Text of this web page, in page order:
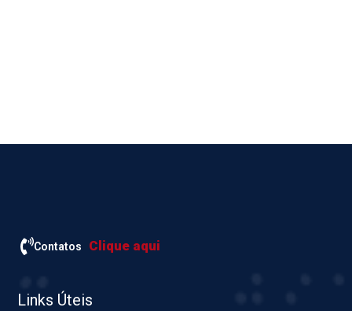
Contatos Clique aqui
Links Úteis